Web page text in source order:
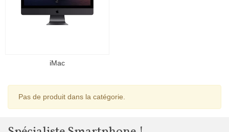
iMac
Pas de produit dans la catégorie.